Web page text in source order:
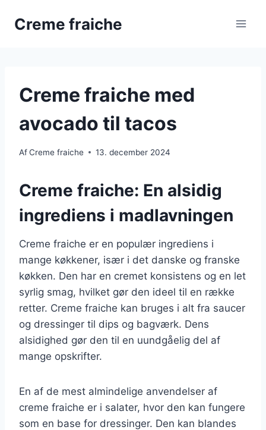
Creme fraiche
Creme fraiche med
avocado til tacos
AfCreme fraiche 13. december 2024
Creme fraiche: En alsidig
ingrediens i madlavningen
Creme fraiche er en populær ingrediens i
mange køkkener, især i det danske og franske
køkken. Den har en cremet konsistens og en let
syrlig smag, hvilket gør den ideel til en række
retter. Creme fraiche kan bruges i alt fra saucer
og dressinger til dips og bagværk. Dens
alsidighed gør den til en uundgåelig del af
mange opskrifter.
En af de mest almindelige anvendelser af
creme fraiche er i salater, hvor den kan fungere
som en base for dressinger. Den kan blandes